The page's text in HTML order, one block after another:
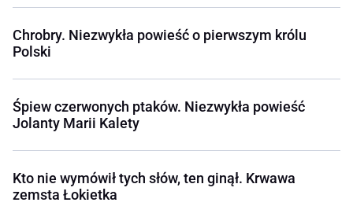
Chrobry. Niezwykła powieść o pierwszym królu
Polski
Śpiew czerwonych ptaków. Niezwykła powieść
Jolanty Marii Kalety
Kto nie wymówił tych słów, ten ginął. Krwawa
zemsta Łokietka